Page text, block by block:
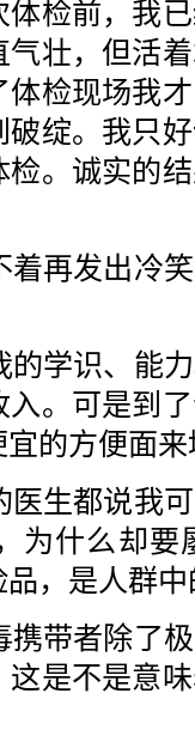
检前，我
壮，但活
检现场我
绽。我只
。诚实的
再发出冷笑
学识、能力
。可是到
的方便面
生都说我可
为什么却要
，是人群
带者除了极
是不是意